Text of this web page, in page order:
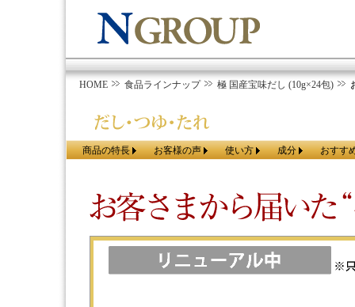
HOME 食品ラインナップ 極 国産宝味だし (10g×24包)
商品の特長 お客様の声 使い方 成分 おすす